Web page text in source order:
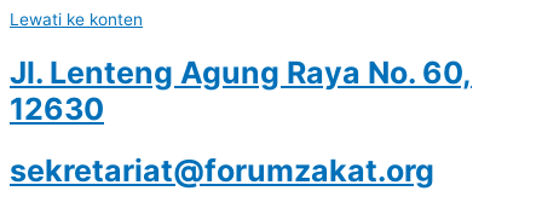
Lewati ke konten
Jl. Lenteng Agung Raya No. 60,
12630
sekretariat@forumzakat.org